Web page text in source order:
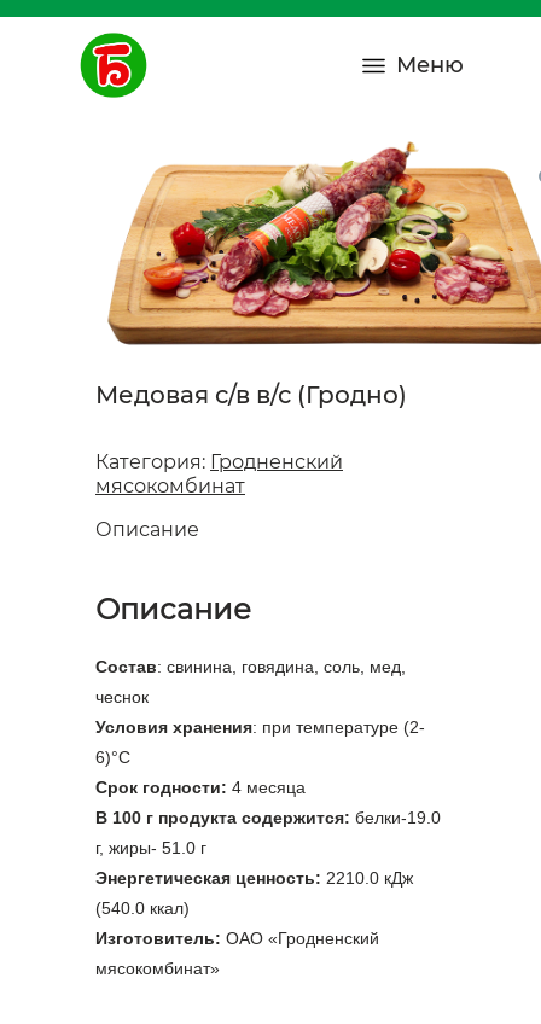
Меню
Медовая с/в в/с (Гродно)
Категория: Гродненский
мясокомбинат
Описание
Описание
Состав: свинина, говядина, соль, мед,
чеснок
Условия хранения: при температуре (2-
6)°С
Срок годности: 4 месяца
В 100 г продукта содержится: белки-19.0
г, жиры- 51.0 г
Энергетическая ценность: 2210.0 кДж
(540.0 ккал)
Изготовитель: ОАО «Гродненский
мясокомбинат»